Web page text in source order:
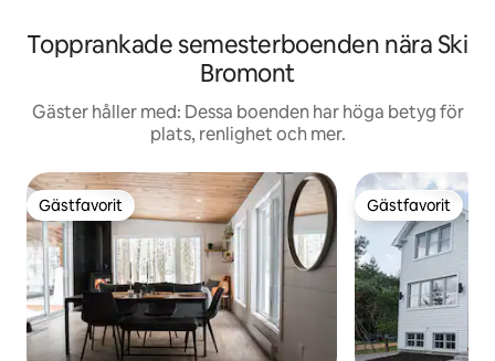
Topprankade semesterboenden nära Ski
Bromont
Gäster håller med: Dessa boenden har höga betyg för
plats, renlighet och mer.
Gästfavorit
Gästfavorit Gästfavorit
Gästfavorit